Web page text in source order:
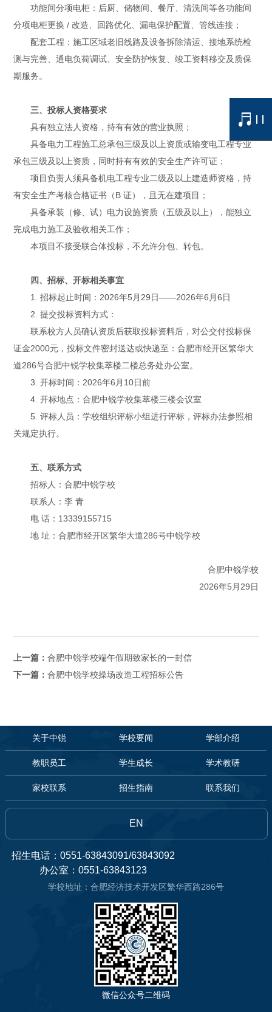
功能间分项电柜：后厨、储物间、餐厅、清洗间等各功能间
分项电柜更换 / 改造、回路优化、漏电保护配置、管线连接；
配套工程：施工区域老旧线路及设备拆除清运、接地系统检
测与完善、通电负荷调试、安全防护恢复、竣工资料移交及质保
期服务。
三、投标人资格要求
具有独立法人资格，持有有效的营业执照；
具备电力工程施工总承包三级及以上资质或输变电工程专业
承包三级及以上资质，同时持有有效的安全生产许可证；
项目负责人须具备机电工程专业二级及以上建造师资格，持
有安全生产考核合格证书（B 证），且无在建项目；
具备承装（修、试）电力设施资质（五级及以上），能独立
完成电力施工及验收相关工作；
本项目不接受联合体投标，不允许分包、转包。
四、招标、开标相关事宜
1. 招标起止时间：2026年5月29日——2026年6月6日
2. 提交投标资料方式：
联系校方人员确认资质后获取投标资料后，对公交付投标保
证金2000元，投标文件密封送达或快递至：合肥市经开区繁华大
道286号合肥中锐学校集萃楼二楼总务处办公室。
3. 开标时间：2026年6月10日前
4. 开标地点：合肥中锐学校集萃楼三楼会议室
5. 评标人员：学校组织评标小组进行评标，评标办法参照相
关规定执行。
五、联系方式
招标人：合肥中锐学校
联系人：李 青
电 话：13339155715
地 址：合肥市经开区繁华大道286号中锐学校
合肥中锐学校
2026年5月29日
上一篇：合肥中锐学校端午假期致家长的一封信
下一篇：合肥中锐学校操场改造工程招标公告
关于中锐 学校要闻 学部介绍
教职员工 学生成长 学术教研
家校联系 招生指南 联系我们
EN
招生电话：0551-63843091/63843092
办公室：0551-63843123
学校地址：合肥经济技术开发区繁华西路286号
微信公众号二维码